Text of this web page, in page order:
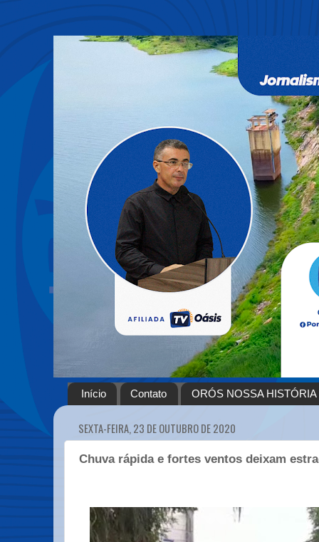
Início Contato ORÓS NOSSA HISTÓRIA
SEXTA-FEIRA, 23 DE OUTUBRO DE 2020
Chuva rápida e fortes ventos deixam